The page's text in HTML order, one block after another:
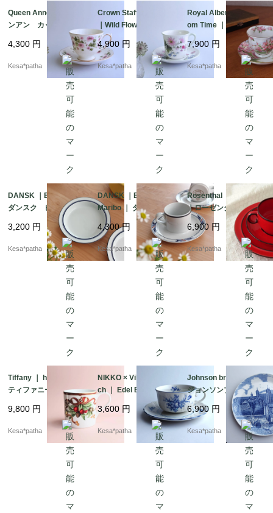
Queen Anne ｜ クイー
ンアン カップ＆ソー
サー 英国 ヴィンテ
ージ イギリス
4,300 円
Kesa*patha
Crown Staffordshire
｜Wild Flowers ｜ クラ
ウン・スタッフォード
シャー 廃盤 イギリ
ス
4,900 円
Kesa*patha
Royal Albert ｜ Bloss
om Time ｜ ロイヤルア
ルバート ブロッサム
タイム カップ＆ソー
サー 廃盤
7,900 円
Kesa*patha
DANSK ｜BISTRO ｜
ダンスク ビストロ
スープボウル ヴィン
テージ ポルトガル
製 アメリカ
3,200 円
Kesa*patha
DANSK ｜BISTRO ｜
Maribo ｜ ダンスク
ビストロ マリボ カ
ップ＆ソーサー ヴィ
ンテージ 廃盤 日本
製 アメリカ
4,300円
Kesa*patha
Rosenthal ｜ Thomas
｜ローゼンタール ト
ーマス カップ＆ソー
サー プレート トリ
オセット ヴィンテー
ジ ドイツ
6,900 円
Kesa*patha
Tiffany ｜ holiday ｜
ティファニー ホリデ
イ クリスマス 廃
盤 日本製 ヴィンテ
ージ アメリカ
9,800 円
Kesa*patha
NIKKO × Villeroy & Bo
ch ｜ Edel Blume ｜ ニ
ッコー ビレロイ&ボ
ッホ カップ＆ソーサ
ー
3,600 円
Kesa*patha
Johnson brothers ｜
ジョンソンブラザー
ズ ロンドン塔900
年 記念 ヴィンテー
ジ 英国 イギリス
6,900 円
Kesa*patha